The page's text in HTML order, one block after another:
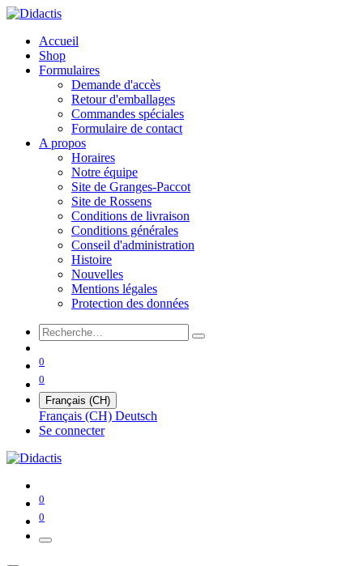
Accueil
Shop
Formulaires
Demande d'accès
Retour d'emballages
Commandes spéciales
Formulaire de contact
A propos
Horaires
Notre équipe
Site de Granges-Paccot
Site de Rossens
Conditions de livraison
Conditions générales
Conseil d'administration
Histoire
Nouvelles
Mentions légales
Protection des données
0
0
Français (CH)
Français (CH) Deutsch
Se connecter
0
0